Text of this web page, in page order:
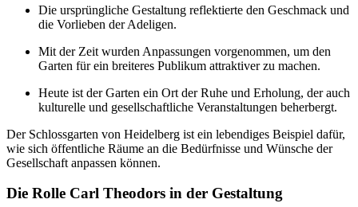
Die ursprüngliche Gestaltung reflektierte den Geschmack und
die Vorlieben der Adeligen.
Mit der Zeit wurden Anpassungen vorgenommen, um den
Garten für ein breiteres Publikum attraktiver zu machen.
Heute ist der Garten ein Ort der Ruhe und Erholung, der auch
kulturelle und gesellschaftliche Veranstaltungen beherbergt.
Der Schlossgarten von Heidelberg ist ein lebendiges Beispiel dafür,
wie sich öffentliche Räume an die Bedürfnisse und Wünsche der
Gesellschaft anpassen können.
Die Rolle Carl Theodors in der Gestaltung